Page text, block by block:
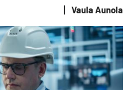
| Vaula Aunola